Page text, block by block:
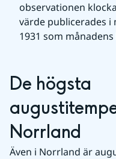
observationen
värde publicerades
1931 som
De högsta
Norrland
Även i Norrland är